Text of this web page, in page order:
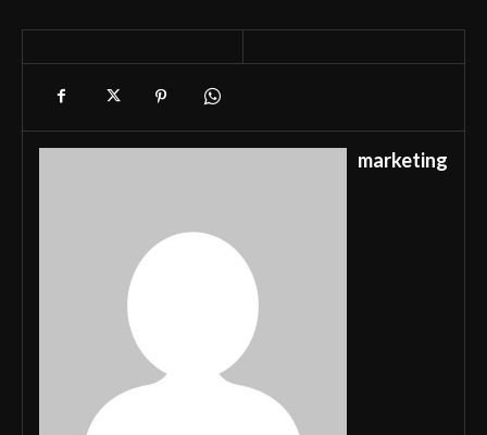
marketing